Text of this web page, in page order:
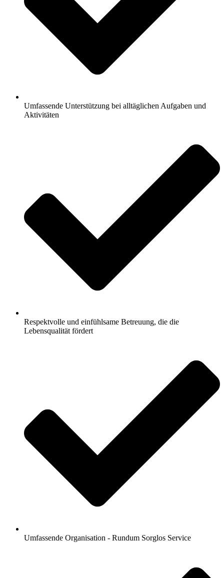
Umfassende Unterstützung bei alltäglichen Aufgaben und
Aktivitäten
Respektvolle und einfühlsame Betreuung, die die
Lebensqualität fördert
Umfassende Organisation - Rundum Sorglos Service